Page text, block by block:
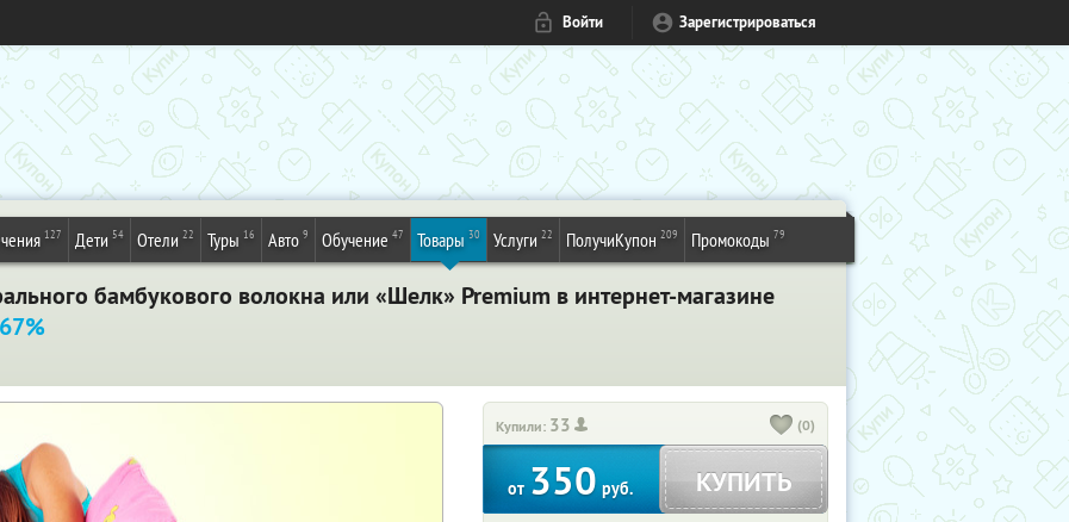
Войти Зарегистрироваться
127 Дети 54 Отели 22 Туры 16 Авто 9 Обучение 47 Товары 30 Услуги 22 ПолучиКупон 209 Промокоды 79
бамбукового волокна или «Шелк» Premium в интернет-магазине
Купили: 33 (0)
от350руб. КУПИТЬ